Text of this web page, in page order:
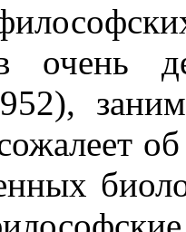
очень
об